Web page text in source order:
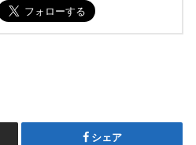
シェア